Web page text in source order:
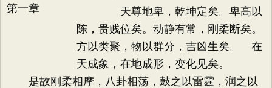
天尊地卑，乾坤定矣。卑高以
陈，贵贱位矣。动静有常，刚柔断矣。
方以类聚，物以群分，吉凶生矣。 在
天成象，在地成形，变化见矣。
是故刚柔相摩，八卦相荡，鼓之以雷霆，润之以